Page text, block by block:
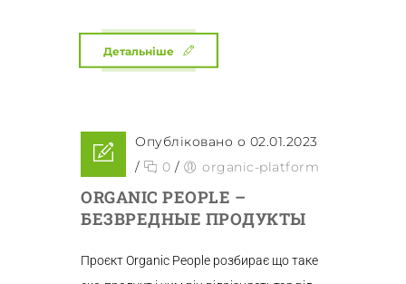
Детальніше
Опубліковано о 02.01.2023
/
0 / organic-platform
ORGANIC PEOPLE –
БЕЗВРЕДНЫЕ ПРОДУКТЫ
Проєкт Organic People розбирає що таке